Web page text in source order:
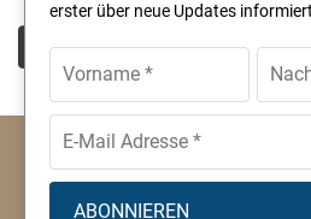
© CGI Immobilien
Impressum AGB
Datenverarbeitung
erster über neue Updates
SEHR
4,90 /